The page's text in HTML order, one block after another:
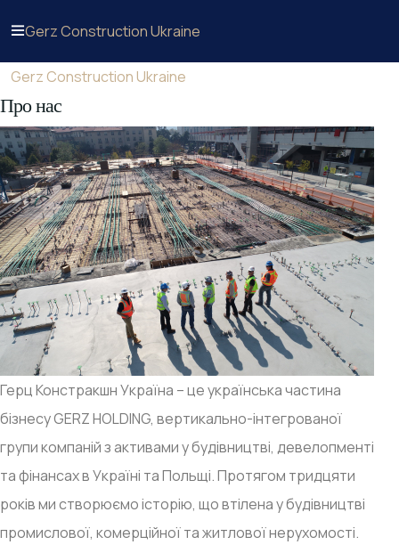
Gerz Construction Ukraine
Gerz Construction Ukraine
Про нас
Герц Констракшн Україна – це українська частина
бізнесу GERZ HOLDING, вертикально-інтегрованої
групи компаній з активами у будівництві, девелопменті
та фінансах в Україні та Польщі. Протягом тридцяти
років ми створюємо історію, що втілена у будівництві
промислової, комерційної та житлової нерухомості.